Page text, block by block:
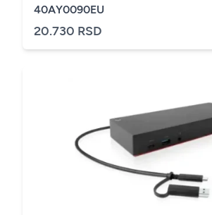
40AY0090EU
20.730 RSD